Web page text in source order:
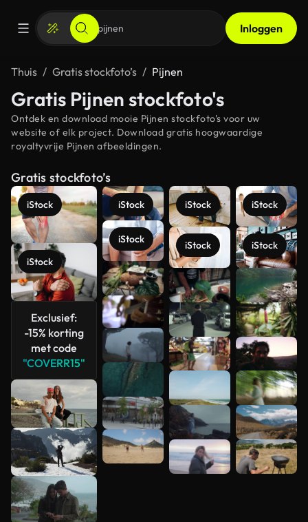
Inloggen
Thuis Gratis stockfoto’s Pijnen
Gratis Pijnen stockfoto's
Ontdek en download mooie Pijnen stockfoto's voor uw
website of elk project. Download gratis hoogwaardige
royaltyvrije Pijnen afbeeldingen.
Gratis stockfoto’s
iStock
iStock
Exclusief:
-15% korting
met code
"COVERR15"
iStock
iStock
iStock
iStock
iStock
iStock
Meer
bekijken